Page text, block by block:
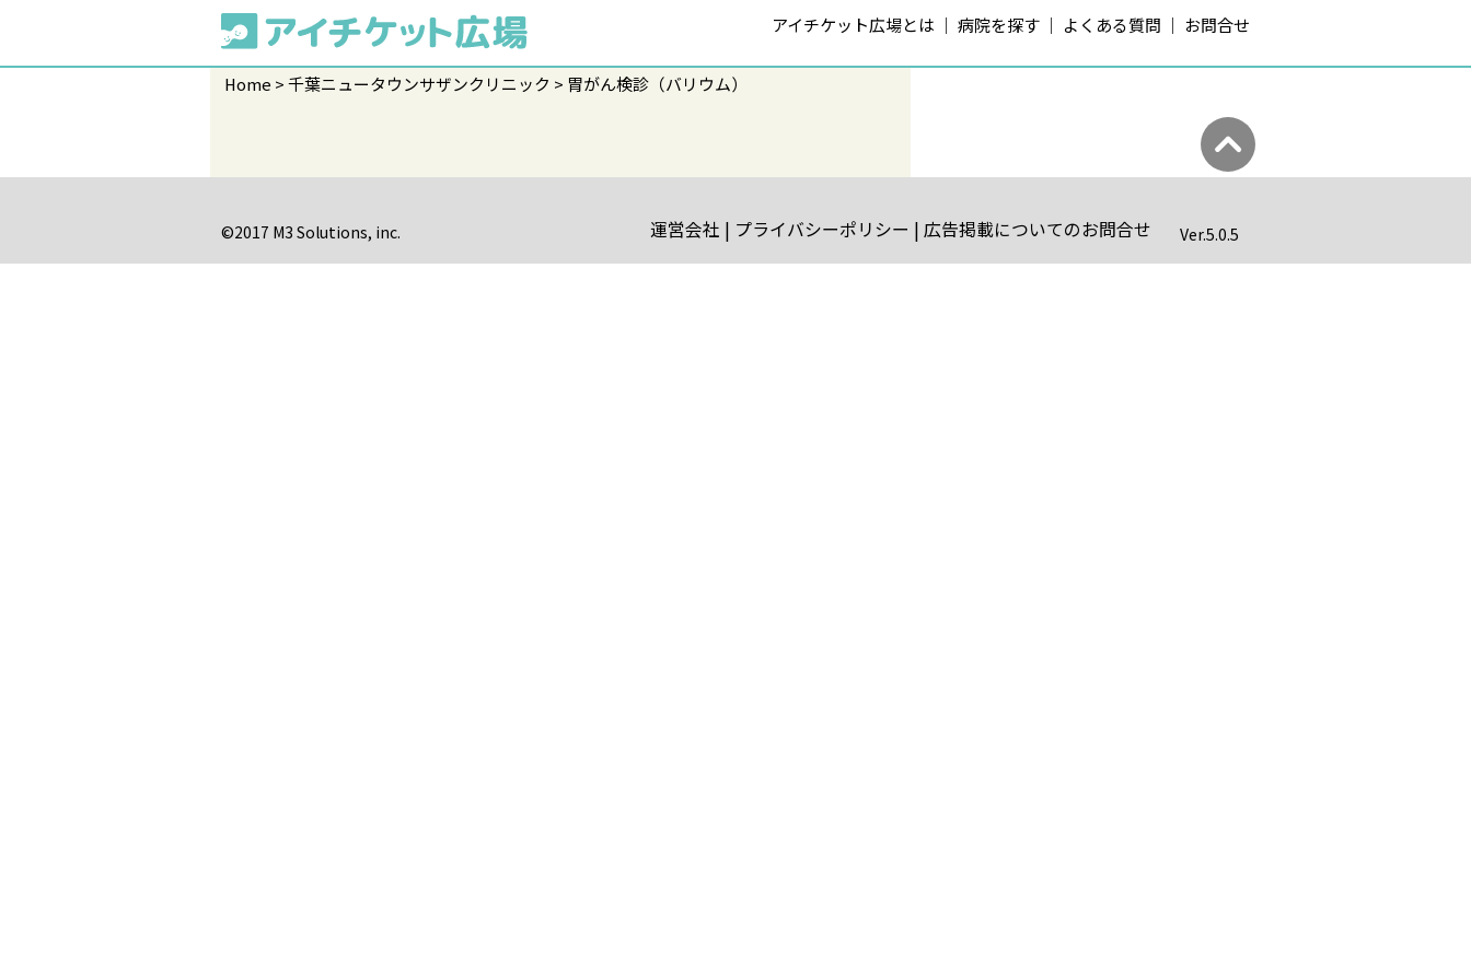
アイチケット広場とは 病院を探す よくある質問 お問合せ
Home 千葉ニュータウンサザンクリニック 胃がん検診（バリウム）
運営会社 プライバシーポリシー 広告掲載についてのお問合せ
©2017 M3 Solutions, inc. Ver.5.0.5